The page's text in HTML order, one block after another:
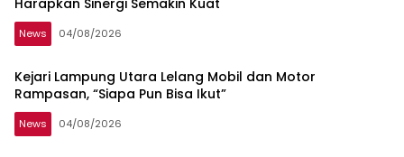
Harapkan Sinergi Semakin Kuat
News 04/08/2026
Kejari Lampung Utara Lelang Mobil dan Motor
Rampasan, “Siapa Pun Bisa Ikut”
News 04/08/2026